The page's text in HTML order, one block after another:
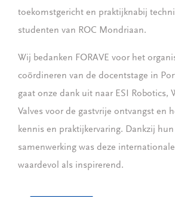
toekomstgericht en praktijknabij
studenten van ROC Mondriaan.
Wij bedanken FORAVE voor het
coördineren van de docentstage in
gaat onze dank uit naar ESI Robotics,
Valves voor de gastvrije ontvangst en
kennis en praktijkervaring. Dankzij
samenwerking was deze internationale
waardevol als inspirerend.